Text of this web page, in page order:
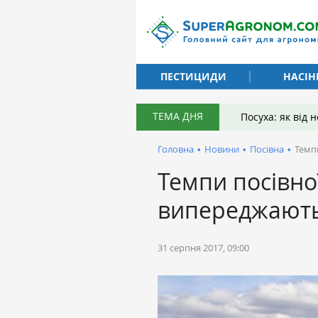
ПЕСТИЦИДИ
ТЕМА ДНЯ Посуха: як від
Головна • Новини • Посівна •
Темпи
31 серпня 2017, 09:00